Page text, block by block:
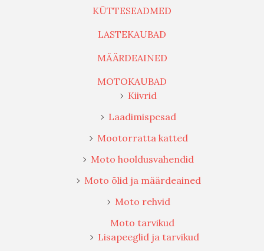
KÜTTESEADMED
LASTEKAUBAD
MÄÄRDEAINED
MOTOKAUBAD
Kiivrid
Laadimispesad
Mootorratta katted
Moto hooldusvahendid
Moto õlid ja määrdeained
Moto rehvid
Moto tarvikud
Lisapeeglid ja tarvikud